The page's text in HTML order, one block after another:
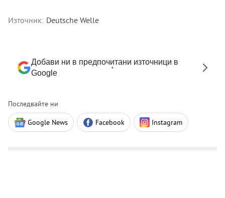
Източник: Deutsche Welle
Добави ни в предпочитани източници в
Google
Последвайте ни
Google News Facebook Instagram